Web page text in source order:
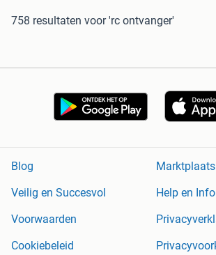
758 resultaten voor 'rc ontvanger'
Blog
Veilig en Succesvol
Help en Info
Voorwaarden
Cookiebeleid